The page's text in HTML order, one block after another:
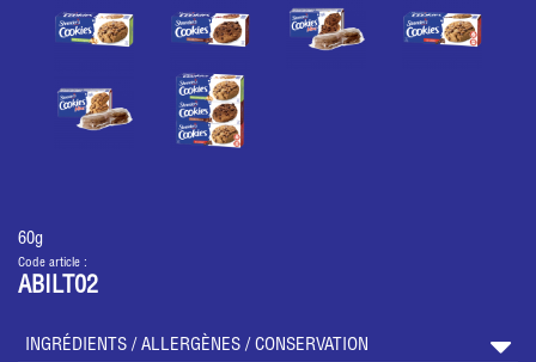
60g
Code article :
ABILT02
INGRÉDIENTS / ALLERGÈNES / CONSERVATION